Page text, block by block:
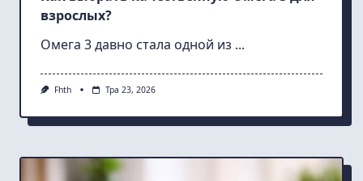
взрослых?
Омега 3 давно стала одной из ...
Fhth Тра 23, 2026